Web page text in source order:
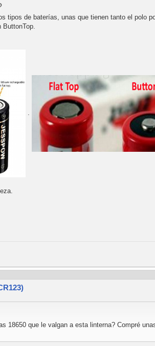
tipos de baterías, unas que tienen tanto el polo
.
18650 que le valgan a esta linterna? Compré